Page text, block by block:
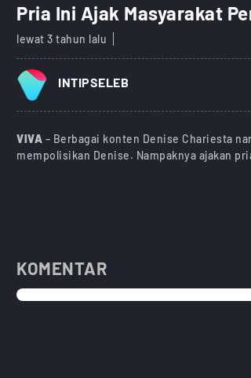
Pria Ini Ajak Masyarakat
lewat 3 tahun lalu
INTIPSELEB
VIVA – Berbagai konten Denise Chariesta
mempolisikan Denise. Nampaknya ajakan
KOMENTAR